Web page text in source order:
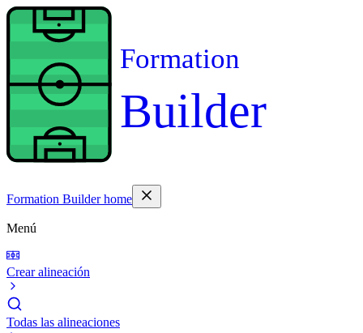
Formation
Builder
Formation Builder home
Menú
Crear alineación
Todas las alineaciones